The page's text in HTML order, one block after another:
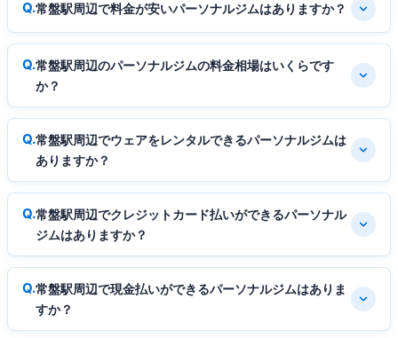
常盤駅周辺で料金が安いパーソナルジムはありますか？
常盤駅周辺のパーソナルジムの料金相場はいくらです
か？
常盤駅周辺でウェアをレンタルできるパーソナルジムは
ありますか？
常盤駅周辺でクレジットカード払いができるパーソナル
ジムはありますか？
常盤駅周辺で現金払いができるパーソナルジムはありま
すか？